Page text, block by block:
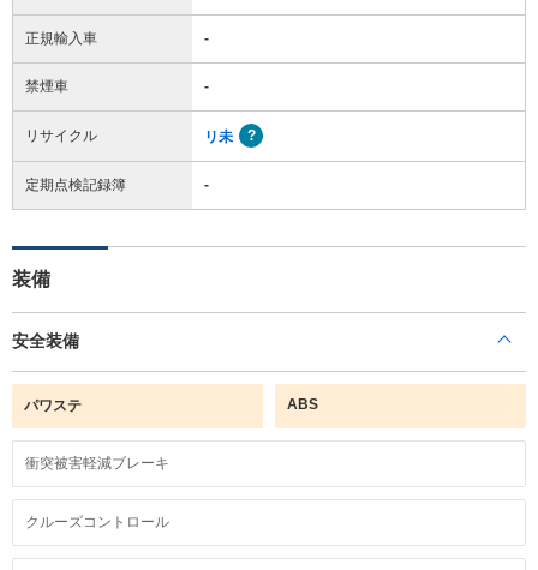
正規輸入車 -
禁煙車 -
リサイクル リ未
定期点検記録簿 -
装備
安全装備
パワステ ABS
衝突被害軽減ブレーキ
クルーズコントロール